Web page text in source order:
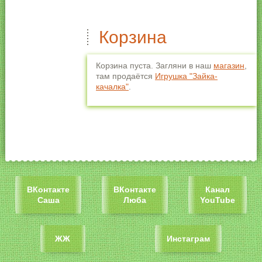
Корзина
Корзина пуста. Загляни в наш магазин
там продаётся Игрушка "Зайка-
качалка"
ВКонтакте
Саша
ВКонтакте
Люба
Канал
YouTube
ЖЖ Инстаграм